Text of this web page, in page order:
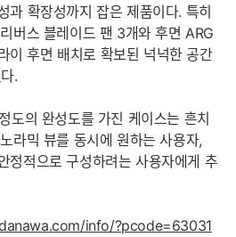
과 확장성까지 잡은 제품이다. 특히
버스 블레이드 팬 3개와 후면 ARG
이 후면 배치로 확보된 넉넉한 공간
.
도의 완성도를 가진 케이스는 흔치
라믹 뷰를 동시에 원하는 사용자,
정적으로 구성하려는 사용자에게 추
info/?pcode=63031